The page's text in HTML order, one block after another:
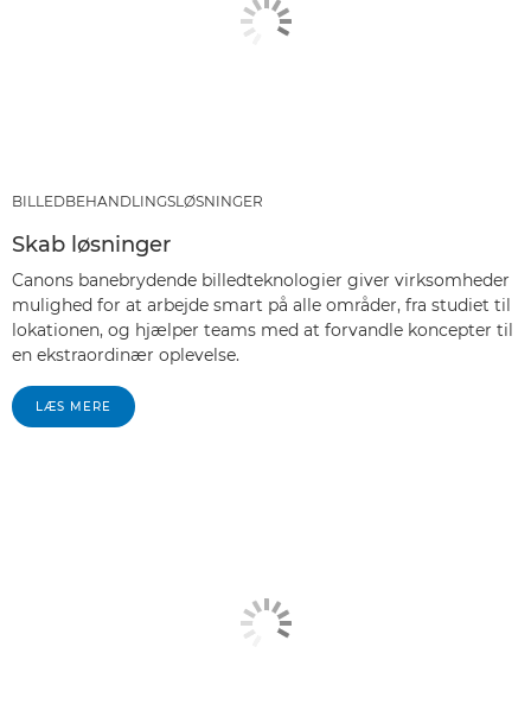
BILLEDBEHANDLINGSLØSNINGER
Skab løsninger
Canons banebrydende billedteknologier giver virksomheder
mulighed for at arbejde smart på alle områder, fra studiet til
lokationen, og hjælper teams med at forvandle koncepter til
en ekstraordinær oplevelse.
LÆS MERE